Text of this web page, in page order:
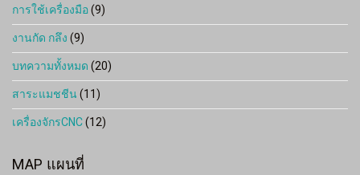
การใช้เครื่องมือ(9)
งานกัด กลึง(9)
บทความทั้งหมด(20)
สาระแมชชีน(11)
เครื่องจักรCNC(12)
MAP แผนที่